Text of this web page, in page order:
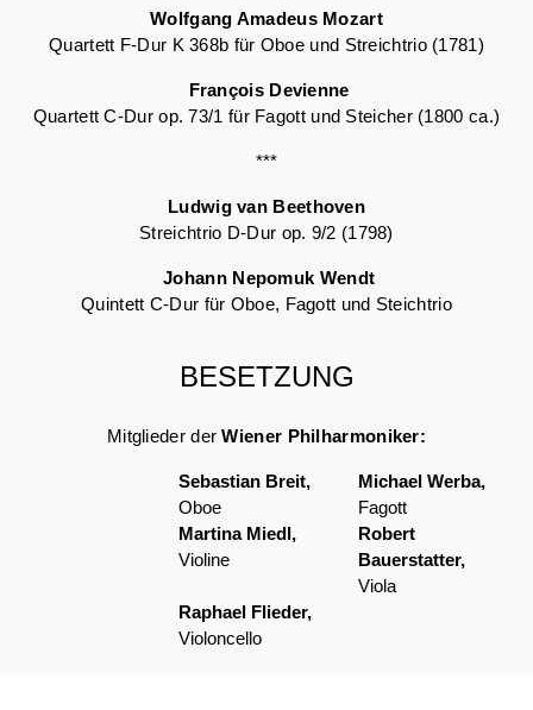
Wolfgang Amadeus Mozart
Quartett F-Dur K 368b für Oboe und Streichtrio (1781)
François Devienne
Quartett C-Dur op. 73/1 für Fagott und Steicher (1800 ca.)
***
Ludwig van Beethoven
Streichtrio D-Dur op. 9/2 (1798)
Johann Nepomuk Wendt
Quintett C-Dur für Oboe, Fagott und Steichtrio
BESETZUNG
Mitglieder derWiener Philharmoniker:
Sebastian Breit,
Oboe
Michael Werba,
Fagott
Martina Miedl,
Violine
Robert
Bauerstatter,
Viola
Raphael Flieder,
Violoncello